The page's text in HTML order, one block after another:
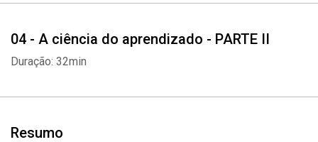
04 - A ciência do aprendizado - PARTE II
Duração: 32min
Resumo